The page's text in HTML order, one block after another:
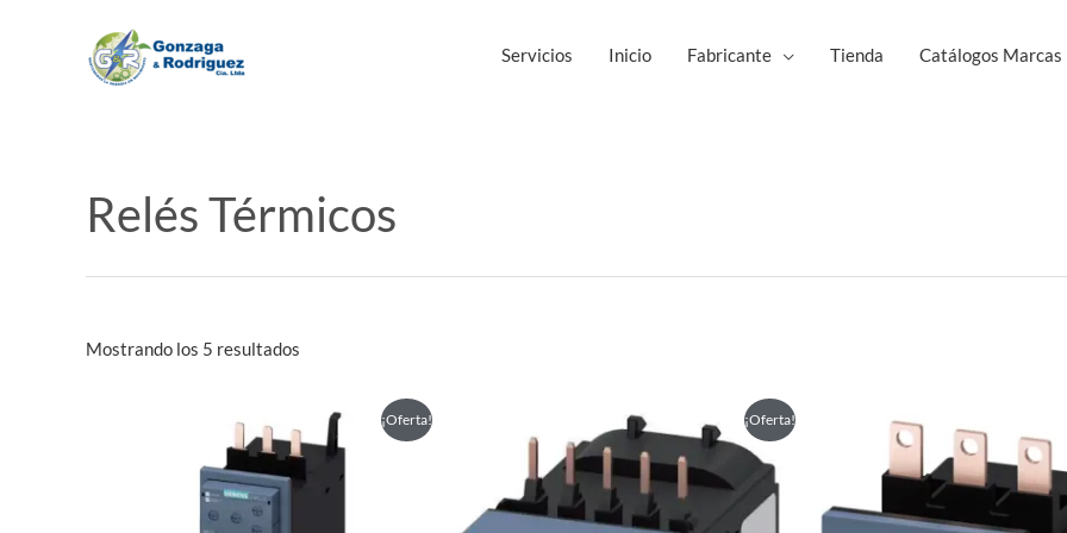
Servicios Inicio Fabricante Tienda Catálogos Marcas
Relés Térmicos
Mostrando los 5 resultados
¡Oferta!
Este
producto
tiene
¡Oferta!
Este
producto
tiene
múltiples